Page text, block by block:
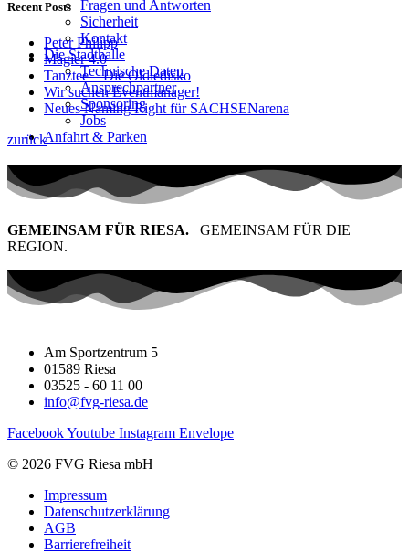
Fragen und Antworten
Sicherheit
Kontakt
Die Stadthalle
Technische Daten
Ansprechpartner
Sponsoring
Jobs
Anfahrt & Parken
Recent Posts
Peter Philipp
Magier 4.0
Tanztee – Die Oldiedisko
Wir suchen Eventmanager!
Neues Naming Right für SACHSENarena
zurück
GEMEINSAM FÜR RIESA. GEMEINSAM FÜR DIE
REGION.
Am Sportzentrum 5
01589 Riesa
03525 - 60 11 00
info@fvg-riesa.de
FacebookYoutube Instagram Envelope
© 2026 FVG Riesa mbH
Impressum
Datenschutzerklärung
AGB
Barrierefreiheit